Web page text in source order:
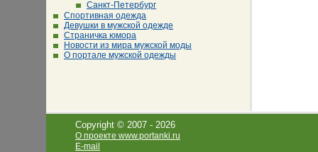
Санкт-Петербург
Спортивная одежда
Девушки в мужской одежде
Страничка юмора
Новости из мира мужской моды
О портале мужской одежды
Copyright © 2007 - 2026
О проекте www.portanki.ru
E-mail